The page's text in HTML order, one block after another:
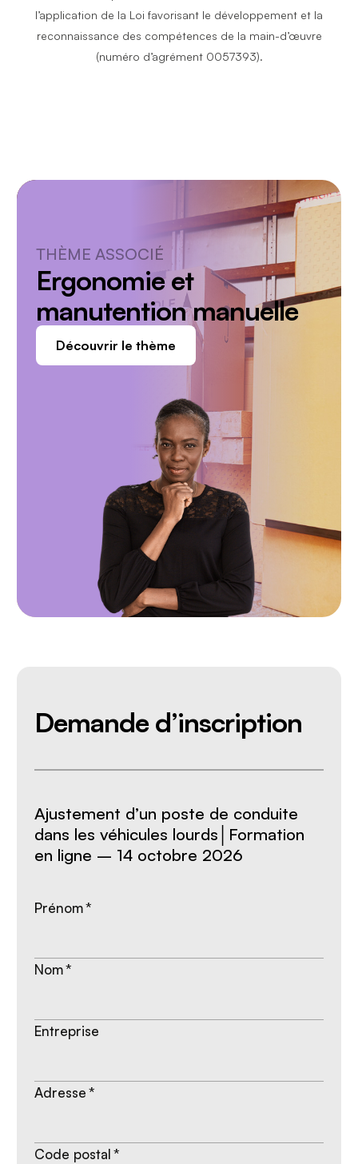
d’impression et d’expédition applicables).
l’application de la Loi favorisant le développement et la
reconnaissance des compétences de la main-d’œuvre
(numéro d’agrément 0057393).
THÈME ASSOCIÉ
Ergonomie et
manutention manuelle
Découvrir le thème
Demande d’inscription
Ajustement d’un poste de conduite
dans les véhicules lourds│Formation
en ligne – 14 octobre 2026
Prénom*
Nom*
Entreprise
Adresse *
Code postal *